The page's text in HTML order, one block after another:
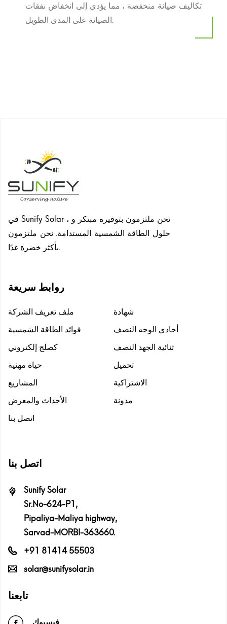
تكاليف صيانة منخفضة ، مما يؤدي إلى انخفاض نفقات
الصيانة على المدى الطويل.
في Sunify Solar ، نحن ملتزمون بتوفيره مبتكر و
حلول الطاقة الشمسية المستدامة. نحن ملتزمون
بأكثر خضرة غدًا.
روابط سريعة
ملف تعريف الشركة
شهادة
فوائد الطاقة الشمسية
أحادي الوجه النصف
كصلج إلكتروني
ثنائية الجهد النصف
حياة مهنية
تحميل
المشاريع
الاشتراكية
الأحداث والمعرض
مدونة
اتصل بنا
اتصل بنا
Sunify Solar
Sr.No-624-P1,
Pipaliya-Maliya highway,
Sarvad-MORBI-363660.
+91 81414 55503
solar@sunifysolar.in
تابعنا